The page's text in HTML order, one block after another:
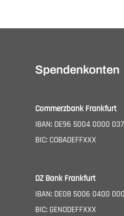
Spendenkonten
Commerzbank Frankfurt
IBAN: DE96 5004 0000
BIC: COBADEFFXXX
DZ Bank Frankfurt
IBAN: DE08 5006 0400
BIC: GENODEFFXXX